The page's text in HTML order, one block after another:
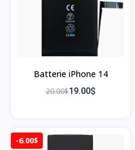
Batterie iPhone 14
20.00$19.00$
-6.00$